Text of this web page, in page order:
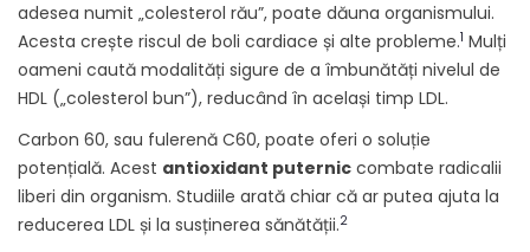
adesea numit „colesterol rău”, poate dăuna organismului.
Acesta crește riscul de boli cardiace și alte probleme.1 Mulți
oameni caută modalități sigure de a îmbunătăți nivelul de
HDL („colesterol bun”), reducând în același timp LDL.
Carbon 60, sau fulerenă C60, poate oferi o soluție
potențială. Acest antioxidant puternic combate radicalii
liberi din organism. Studiile arată chiar că ar putea ajuta la
reducerea LDL și la susținerea sănătății.2